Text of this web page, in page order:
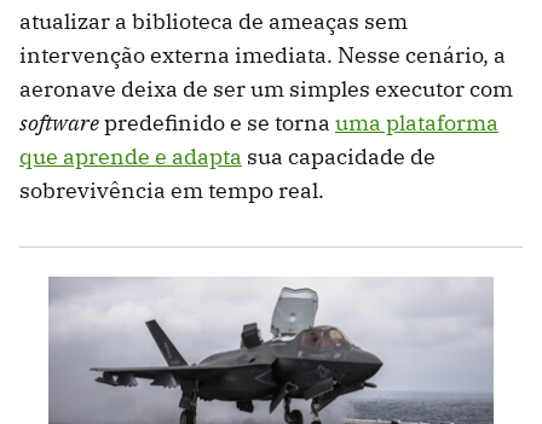
atualizar a biblioteca de ameaças sem
intervenção externa imediata. Nesse cenário, a
aeronave deixa de ser um simples executor com
softwarepredefinido e se torna uma plataforma
que aprende e adapta sua capacidade de
sobrevivência em tempo real.